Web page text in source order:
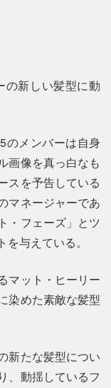
の新しい髪型に動
のメンバーは自身
画像を真っ白なも
スを予告している
マネージャーであ
・フェーズ」とツ
与えている。
マット・ヒーリー
染めた素敵な髪型
新たな髪型につい
、動揺しているフ